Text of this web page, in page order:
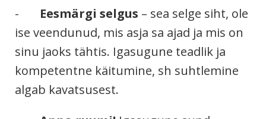
- Eesmärgi selgus – sea selge siht, ole
ise veendunud, mis asja sa ajad ja mis on
sinu jaoks tähtis. Igasugune teadlik ja
kompetentne käitumine, sh suhtlemine
algab kavatsusest.